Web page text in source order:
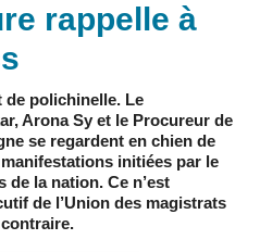
rappelle à
de polichinelle. Le
Arona Sy et le Procureur de
se regardent en chien de
initiées par le
de la nation. Ce n’est
de l’Union des magistrats